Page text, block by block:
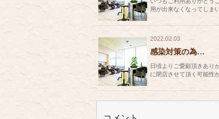
用が出来なくなってしま
2022.02.03
感染対策の為…
日頃よりご愛顧頂きあり
に閉店させて頂く可能性